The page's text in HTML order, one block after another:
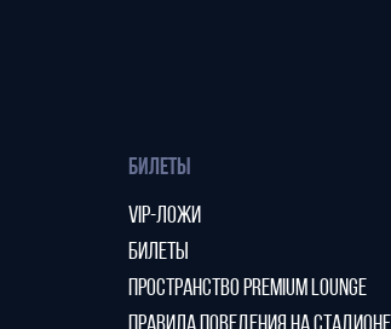
БИЛЕТЫ
VIP-ЛОЖИ
БИЛЕТЫ
ПРОСТРАНСТВО PREMIUM LOUNGE